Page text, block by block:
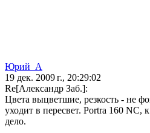
Юрий_А
19 дек. 2009 г., 20:29:02
Re[Александр Заб.]:
Цвета выцветшие, резкость - не
уходит в пересвет. Portra 160 NC,
дело.